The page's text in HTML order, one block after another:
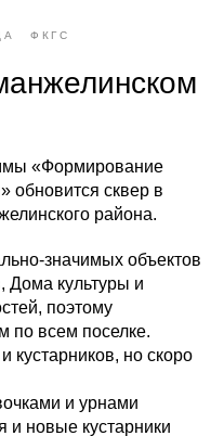
ФКГС
«Формирование
обновится сквер в
района.
значимых объектов
Дома культуры и
поэтому
по всем поселке.
кустарников, но скоро
и урнами
и новые кустарники